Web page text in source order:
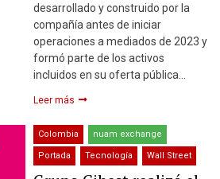
desarrollado y construido por la
compañía antes de iniciar
operaciones a mediados de 2023 y
formó parte de los activos
incluidos en su oferta pública…
Leer más
Colombia nuam exchange
Portada Tecnología Wall Street